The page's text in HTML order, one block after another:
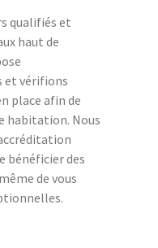
qualifiés et
haut de
et vérifions
place afin de
habitation. Nous
bénéficier des
de vous